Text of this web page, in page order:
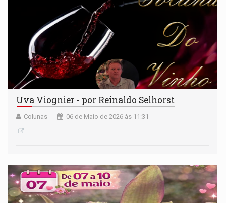
Uva Viognier - por Reinaldo Selhorst
Colunas 06 de Maio de 2026 às 11:31